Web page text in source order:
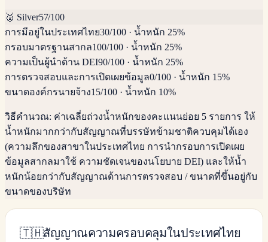
🥈 Silver57/100
การมีอยู่ในประเทศไทย30/100 · น้ำหนัก 25%
กรอบมาตรฐานสากล100/100 · น้ำหนัก 25%
ความเป็นผู้นำด้าน DEI90/100 · น้ำหนัก 25%
การตรวจสอบและการเปิดเผยข้อมูล0/100 · น้ำหนัก 15%
ขนาดองค์กรนายจ้าง15/100 · น้ำหนัก 10%
วิธีคำนวณ: ค่าเฉลี่ยถ่วงน้ำหนักของคะแนนย่อย 5 รายการ ให้
น้ำหนักมากกว่ากับสัญญาณที่บรรษัทข้ามชาติควบคุมได้เอง
(ความลึกของสาขาในประเทศไทย การนำกรอบการเปิดเผย
ข้อมูลสากลมาใช้ ความชัดเจนของนโยบาย DEI) และให้น้ำ
หนักน้อยกว่ากับสัญญาณด้านการตรวจสอบ / ขนาดที่ขึ้นอยู่กับ
ขนาดของบริษัท
🇹🇭สัญญาณความครอบคลุมในประเทศไทย